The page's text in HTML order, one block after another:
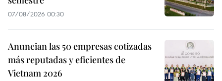
07/08/2026 00:30
Anuncian las 50 empresas cotizadas
más reputadas y eficientes de
Vietnam 2026